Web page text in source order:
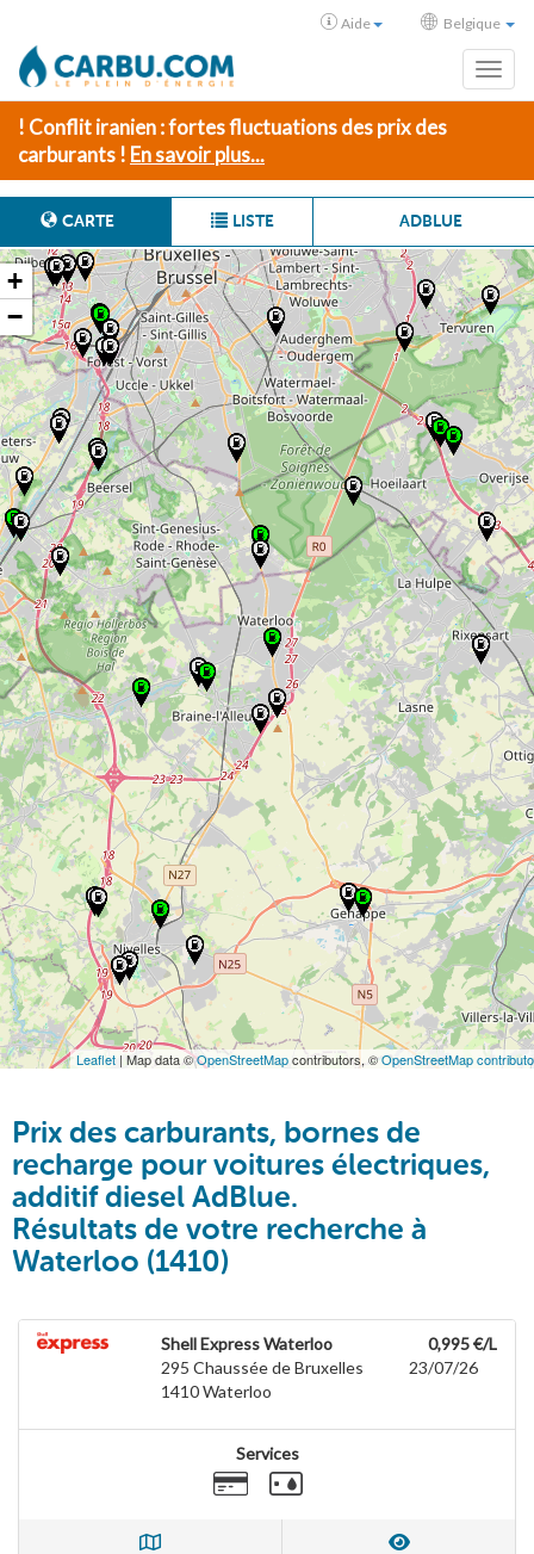
Aide Belgique
! Conflit iranien : fortes fluctuations des prix des
carburants ! En savoir plus...
CARTE LISTE ADBLUE
+
−
Leaflet | Map data ©OpenStreetMapcontributors, ©OpenStreetMap
Prix des carburants, bornes de
recharge pour voitures électriques,
additif diesel AdBlue.
Résultats de votre recherche à
Waterloo (1410)
Shell Express Waterloo
295 Chaussée de Bruxelles
1410Waterloo
0,995 €/L
23/07/26
Services